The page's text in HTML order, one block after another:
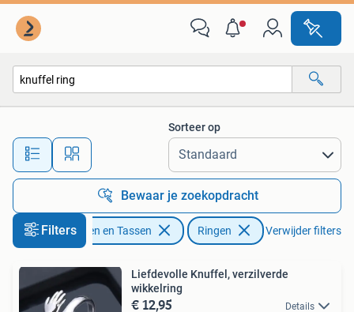
Alle afstanden…
Sorteer op
Bewaar je zoekopdracht
FiltersSieraden en Tassen Ringen Verwijder filters
Liefdevolle Knuffel, verzilverde
wikkelring
€ 12,95 Details